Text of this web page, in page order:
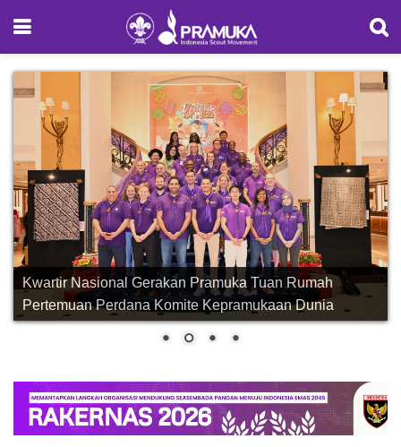
Kwartir Nasional Gerakan Pramuka Tuan Rumah
Pertemuan Perdana Komite Kepramukaan Dunia